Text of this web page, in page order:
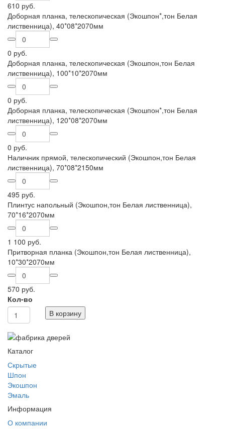
610 руб.
Доборная планка, телескопическая (Экошпон*,тон Белая
лиственница), 40*08*2070мм
0 руб.
Доборная планка, телескопическая (Экошпон,тон Белая
лиственница), 100*10*2070мм
0 руб.
Доборная планка, телескопическая (Экошпон*,тон Белая
лиственница), 120*08*2070мм
0 руб.
Наличник прямой, телескопический (Экошпон,тон Белая
лиственница), 70*08*2150мм
495 руб.
Плинтус напольный (Экошпон,тон Белая лиственница),
70*16*2070мм
1 100 руб.
Притворная планка (Экошпон,тон Белая лиственница),
10*30*2070мм
570 руб.
Кол-во
В корзину
Каталог
Скрытые
Шпон
Экошпон
Эмаль
Информация
О компании